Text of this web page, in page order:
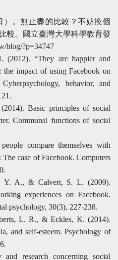
）。無止盡的比較？不妨換個
較。國立臺灣大學科學教育發
blog/?p=34747
“They are happier and
impact of using Facebook on
behavior, and
Basic principles of social
Communal functions of social
compare themselves with
case of Facebook. Computers
Y. A., & Calvert, S. L. (2009).
experiences on Facebook.
psychology, 30(3), 227-238.
L. R., & Eckles, K. (2014).
and self-esteem. Psychology of
research concerning social